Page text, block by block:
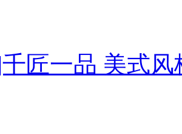
匠一品 美式